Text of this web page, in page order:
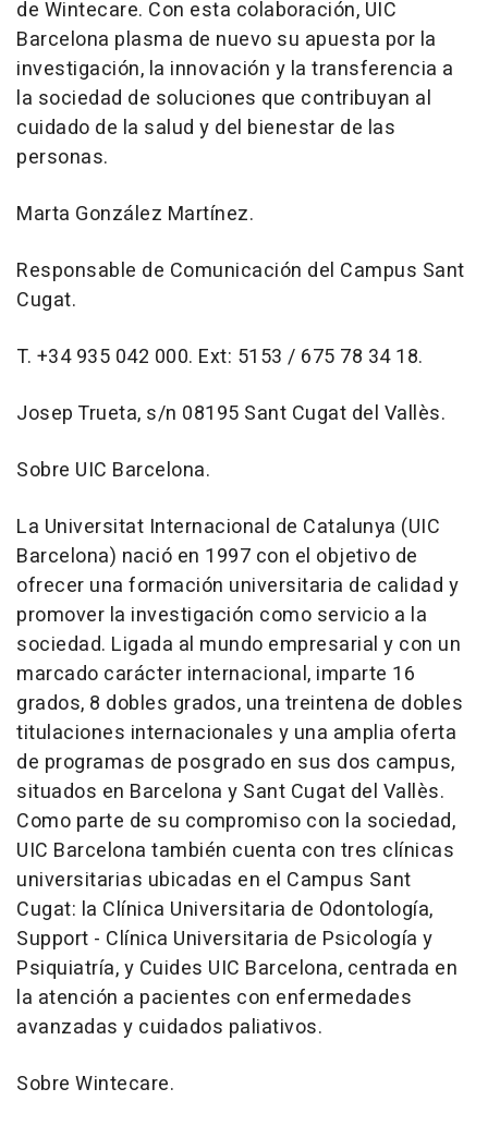
de Wintecare. Con esta colaboración, UIC
Barcelona plasma de nuevo su apuesta por la
investigación, la innovación y la transferencia a
la sociedad de soluciones que contribuyan al
cuidado de la salud y del bienestar de las
personas.
Marta González Martínez.
Responsable de Comunicación del Campus Sant
Cugat.
T. +34 935 042 000. Ext: 5153 / 675 78 34 18.
Josep Trueta, s/n 08195 Sant Cugat del Vallès.
Sobre UIC Barcelona.
La Universitat Internacional de Catalunya (UIC
Barcelona) nació en 1997 con el objetivo de
ofrecer una formación universitaria de calidad y
promover la investigación como servicio a la
sociedad. Ligada al mundo empresarial y con un
marcado carácter internacional, imparte 16
grados, 8 dobles grados, una treintena de dobles
titulaciones internacionales y una amplia oferta
de programas de posgrado en sus dos campus,
situados en Barcelona y Sant Cugat del Vallès.
Como parte de su compromiso con la sociedad,
UIC Barcelona también cuenta con tres clínicas
universitarias ubicadas en el Campus Sant
Cugat: la Clínica Universitaria de Odontología,
Support - Clínica Universitaria de Psicología y
Psiquiatría, y Cuides UIC Barcelona, centrada en
la atención a pacientes con enfermedades
avanzadas y cuidados paliativos.
Sobre Wintecare.